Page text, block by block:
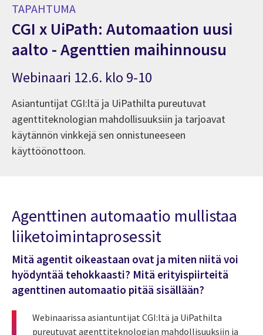
TAPAHTUMA
CGI x UiPath: Automaation uusi
aalto - Agenttien maihinnousu
Webinaari 12.6. klo 9-10
Asiantuntijat CGI:ltä ja UiPathilta pureutuvat
agenttiteknologian mahdollisuuksiin ja tarjoavat
käytännön vinkkejä sen onnistuneeseen
käyttöönottoon.
Agenttinen automaatio mullistaa
liiketoimintaprosessit
Mitä agentit oikeastaan ovat ja miten niitä voi
hyödyntää tehokkaasti? Mitä erityispiirteitä
agenttinen automaatio pitää sisällään?
Webinaarissa asiantuntijat CGI:ltä ja UiPathilta
pureutuvat agenttiteknologian mahdollisuuksiin ja